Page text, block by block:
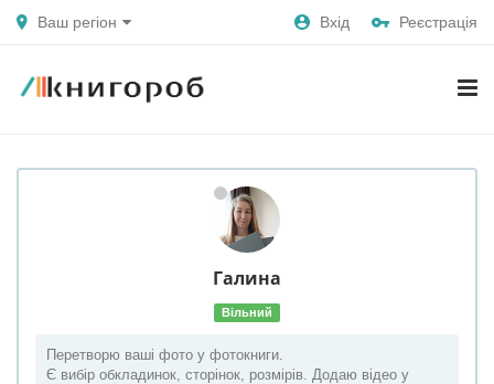
Ваш регіон Вхід Реєстрація
Галина
Вільний
Перетворю ваші фото у фотокниги.
Є вибір обкладинок, сторінок, розмірів. Додаю відео у